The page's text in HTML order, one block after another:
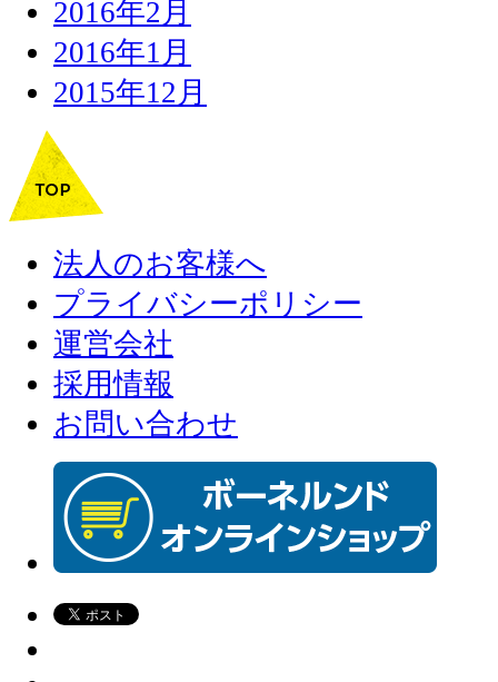
2016年2月
2016年1月
2015年12月
法人のお客様へ
プライバシーポリシー
運営会社
採用情報
お問い合わせ